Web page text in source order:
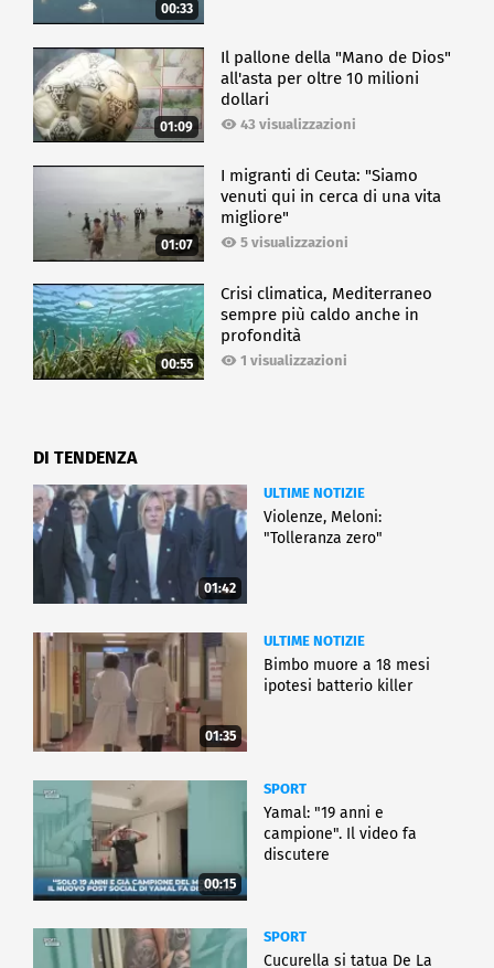
00:33
01:09
Il pallone della "Mano de Dios"
all'asta per oltre 10 milioni
dollari
43 visualizzazioni
01:07
I migranti di Ceuta: "Siamo
venuti qui in cerca di una vita
migliore"
5 visualizzazioni
00:55
Crisi climatica, Mediterraneo
sempre più caldo anche in
profondità
1 visualizzazioni
DI TENDENZA
01:42
ULTIME NOTIZIE
Violenze, Meloni:
"Tolleranza zero"
01:35
ULTIME NOTIZIE
Bimbo muore a 18 mesi
ipotesi batterio killer
00:15
SPORT
Yamal: "19 anni e
campione". Il video fa
discutere
SPORT
Cucurella si tatua De La